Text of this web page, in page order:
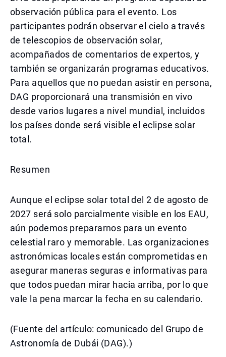
observación pública para el evento. Los
participantes podrán observar el cielo a través
de telescopios de observación solar,
acompañados de comentarios de expertos, y
también se organizarán programas educativos.
Para aquellos que no puedan asistir en persona,
DAG proporcionará una transmisión en vivo
desde varios lugares a nivel mundial, incluidos
los países donde será visible el eclipse solar
total.
Resumen
Aunque el eclipse solar total del 2 de agosto de
2027 será solo parcialmente visible en los EAU,
aún podemos prepararnos para un evento
celestial raro y memorable. Las organizaciones
astronómicas locales están comprometidas en
asegurar maneras seguras e informativas para
que todos puedan mirar hacia arriba, por lo que
vale la pena marcar la fecha en su calendario.
(Fuente del artículo: comunicado del Grupo de
Astronomía de Dubái (DAG).)